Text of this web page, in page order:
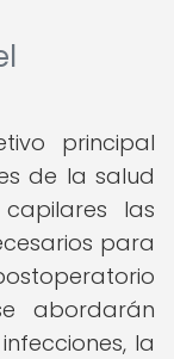
principal
de la salud
las
para
abordarán
la